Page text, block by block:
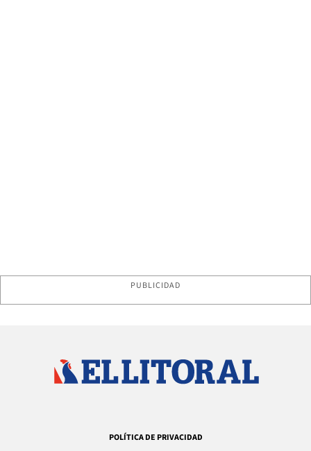
PUBLICIDAD
POLÍTICA DE PRIVACIDAD